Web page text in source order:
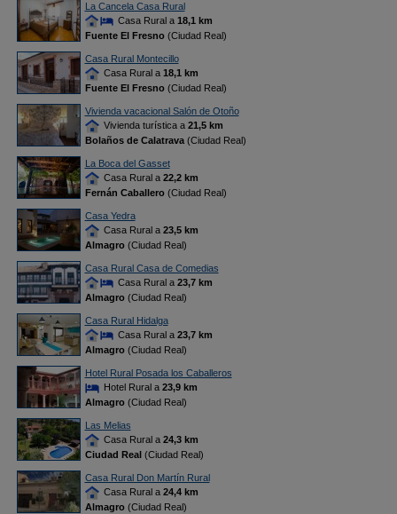
La Cancela Casa Rural
Casa Rural a 18,1 km
Fuente El Fresno(Ciudad Real)
Casa Rural Montecillo
Casa Rural a 18,1 km
Fuente El Fresno(Ciudad Real)
Vivienda vacacional Salón de Otoño
Vivienda turística a 21,5 km
Bolaños de Calatrava(Ciudad Real)
La Boca del Gasset
Casa Rural a 22,2 km
Fernán Caballero(Ciudad Real)
Casa Yedra
Casa Rural a 23,5 km
Almagro(Ciudad Real)
Casa Rural Casa de Comedias
Casa Rural a 23,7 km
Almagro(Ciudad Real)
Casa Rural Hidalga
Casa Rural a 23,7 km
Almagro(Ciudad Real)
Hotel Rural Posada los Caballeros
Hotel Rural a 23,9 km
Almagro(Ciudad Real)
Las Melias
Casa Rural a 24,3 km
Ciudad Real(Ciudad Real)
Casa Rural Don Martín Rural
Casa Rural a 24,4 km
Almagro(Ciudad Real)